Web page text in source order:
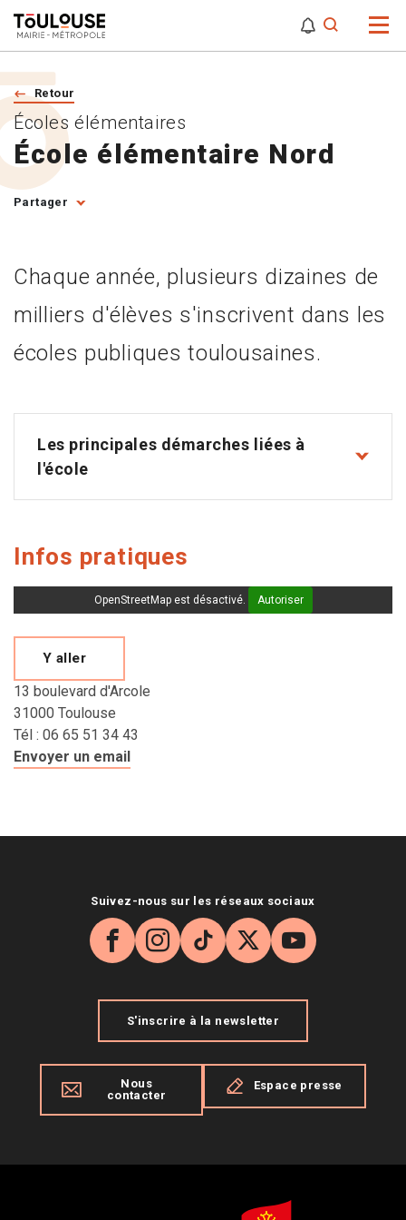
Retour
École élémentaire Nord
Écoles élémentaires
Partager
Chaque année, plusieurs dizaines de
milliers d'élèves s'inscrivent dans les
écoles publiques toulousaines.
Les principales démarches liées à
l'école
Infos pratiques
OpenStreetMap est désactivé. Autoriser
Y aller
13 boulevard d'Arcole
31000 Toulouse
Tél : 06 65 51 34 43
Envoyer un email
Suivez-nous sur les réseaux sociaux
Facebook
Instagram
TikTok
X YouTube
S'inscrire à la newsletter
Nous
contacter
Espace presse